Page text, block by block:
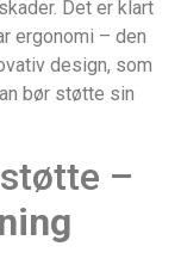
Det er klart
ergonomi – den
design, som
bør støtte sin
–